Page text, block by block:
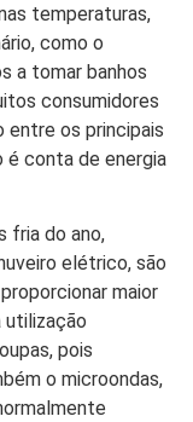
temperaturas,
como o
a tomar banhos
consumidores
entre os principais
é conta de energia
fria do ano,
elétrico, são
maior
utilização
pois
o microondas,